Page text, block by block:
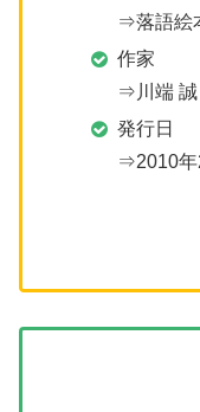
⇒落語絵
作家
⇒川端 誠
発行日
⇒2010年